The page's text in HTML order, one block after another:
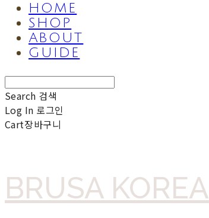
HOME
SHOP
ABOUT
GUIDE
Search 검색
Log In 로그인
Cart장바구니
BRUSA KOREA